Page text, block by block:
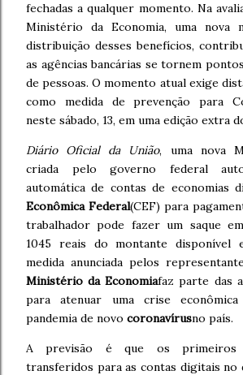
fechadas a qualquer momento. Na
Ministério da Economia, uma nova
distribuição desses benefícios,
as agências bancárias se tornem
de pessoas. O momento atual exige
como medida de prevenção para
neste sábado, 13, em uma edição extra
Diário Oficial da União, uma nova
criada pelo governo federal
automática de contas de economias
Econômica Federal(CEF) para
trabalhador pode fazer um saque
1045 reais do montante disponível
medida anunciada pelos
Ministério da Economiafaz parte das
para atenuar uma crise
pandemia de novo coronavírusno país.
A previsão é que os primeiros
transferidos para as contas digitais no